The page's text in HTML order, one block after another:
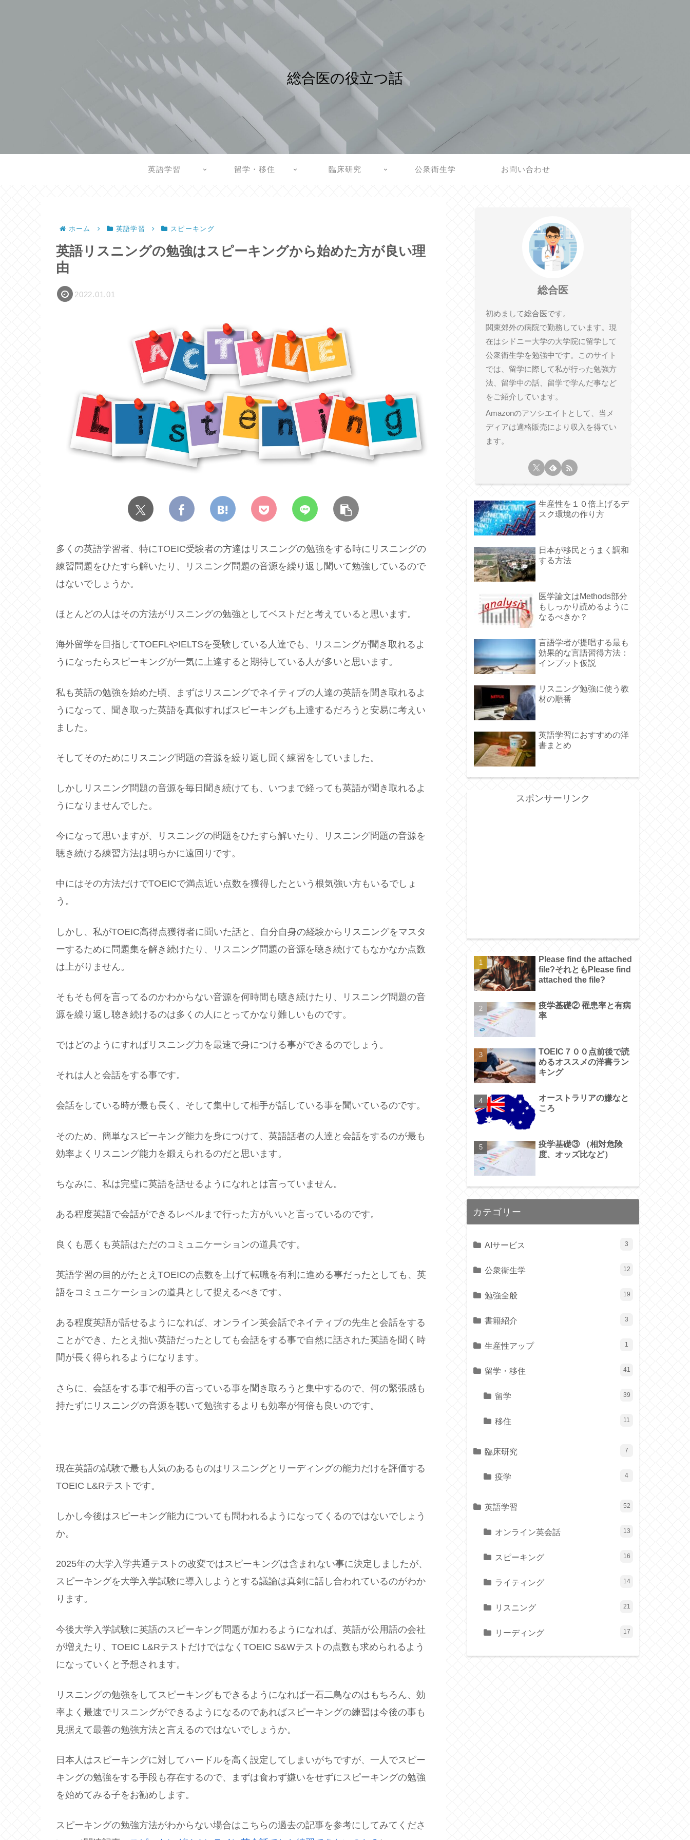
総合医の役立つ話
英語学習 留学・移住 臨床研究 公衆衛生学 お問い合わせ
ホーム 英語学習 スピーキング
英語リスニングの勉強はスピーキングから始めた方が良い理
由
2022.01.01
多くの英語学習者、特にTOEIC受験者の方達はリスニングの勉強をする時にリスニングの
練習問題をひたすら解いたり、リスニング問題の音源を繰り返し聞いて勉強しているので
はないでしょうか。
ほとんどの人はその方法がリスニングの勉強としてベストだと考えていると思います。
海外留学を目指してTOEFLやIELTSを受験している人達でも、リスニングが聞き取れるよ
うになったらスピーキングが一気に上達すると期待している人が多いと思います。
私も英語の勉強を始めた頃、まずはリスニングでネイティブの人達の英語を聞き取れるよ
うになって、聞き取った英語を真似すればスピーキングも上達するだろうと安易に考えい
ました。
そしてそのためにリスニング問題の音源を繰り返し聞く練習をしていました。
しかしリスニング問題の音源を毎日聞き続けても、いつまで経っても英語が聞き取れるよ
うになりませんでした。
今になって思いますが、リスニングの問題をひたすら解いたり、リスニング問題の音源を
聴き続ける練習方法は明らかに遠回りです。
中にはその方法だけでTOEICで満点近い点数を獲得したという根気強い方もいるでしょ
う。
しかし、私がTOEIC高得点獲得者に聞いた話と、自分自身の経験からリスニングをマスタ
ーするために問題集を解き続けたり、リスニング問題の音源を聴き続けてもなかなか点数
は上がりません。
そもそも何を言ってるのかわからない音源を何時間も聴き続けたり、リスニング問題の音
源を繰り返し聴き続けるのは多くの人にとってかなり難しいものです。
ではどのようにすればリスニング力を最速で身につける事ができるのでしょう。
それは人と会話をする事です。
会話をしている時が最も長く、そして集中して相手が話している事を聞いているのです。
そのため、簡単なスピーキング能力を身につけて、英語話者の人達と会話をするのが最も
効率よくリスニング能力を鍛えられるのだと思います。
ちなみに、私は完璧に英語を話せるようになれとは言っていません。
ある程度英語で会話ができるレベルまで行った方がいいと言っているのです。
良くも悪くも英語はただのコミュニケーションの道具です。
英語学習の目的がたとえTOEICの点数を上げて転職を有利に進める事だったとしても、英
語をコミュニケーションの道具として捉えるべきです。
ある程度英語が話せるようになれば、オンライン英会話でネイティブの先生と会話をする
ことができ、たとえ拙い英語だったとしても会話をする事で自然に話された英語を聞く時
間が長く得られるようになります。
さらに、会話をする事で相手の言っている事を聞き取ろうと集中するので、何の緊張感も
持たずにリスニングの音源を聴いて勉強するよりも効率が何倍も良いのです。
現在英語の試験で最も人気のあるものはリスニングとリーディングの能力だけを評価する
TOEIC L&Rテストです。
しかし今後はスピーキング能力についても問われるようになってくるのではないでしょう
か。
2025年の大学入学共通テストの改変ではスピーキングは含まれない事に決定しましたが、
スピーキングを大学入学試験に導入しようとする議論は真剣に話し合われているのがわか
ります。
今後大学入学試験に英語のスピーキング問題が加わるようになれば、英語が公用語の会社
が増えたり、TOEIC L&RテストだけではなくTOEIC S&Wテストの点数も求められるよう
になっていくと予想されます。
リスニングの勉強をしてスピーキングもできるようになれば一石二鳥なのはもちろん、効
率よく最速でリスニングができるようになるのであればスピーキングの練習は今後の事も
見据えて最善の勉強方法と言えるのではないでしょうか。
日本人はスピーキングに対してハードルを高く設定してしまいがちですが、一人でスピー
キングの勉強をする手段も存在するので、まずは食わず嫌いをせずにスピーキングの勉強
を始めてみる子をお勧めします。
スピーキングの勉強方法がわからない場合はこちらの過去の記事を参考にしてみてくださ
総合医
初めまして総合医です。
関東郊外の病院で勤務しています。現
在はシドニー大学の大学院に留学して
公衆衛生学を勉強中です。このサイト
では、留学に際して私が行った勉強方
法、留学中の話、留学で学んだ事など
をご紹介しています。
Amazonのアソシエイトとして、当メ
ディアは適格販売により収入を得てい
ます。
生産性を１０倍上げるデ
スク環境の作り方
日本が移民とうまく調和
する方法
医学論文はMethods部分
もしっかり読めるように
なるべきか？
言語学者が提唱する最も
効果的な言語習得方法：
インプット仮説
リスニング勉強に使う教
材の順番
英語学習におすすめの洋
書まとめ
スポンサーリンク
Please find the attached
file?それともPlease find
attached the file?
疫学基礎② 罹患率と有病
率
TOEIC７００点前後で読
めるオススメの洋書ラン
キング
オーストラリアの嫌なと
ころ
疫学基礎③ （相対危険
度、オッズ比など）
カテゴリー
AIサービス 3
公衆衛生学 12
勉強全般 19
書籍紹介 3
生産性アップ 1
留学・移住 41
留学 39
移住 11
臨床研究 7
疫学 4
英語学習 52
オンライン英会話 13
スピーキング 16
ライティング 14
リスニング 21
リーディング 17